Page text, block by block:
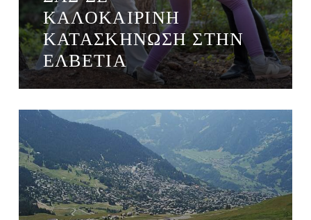
ΚΑΛΟΚΑΙΡΙΝΉ
ΚΑΤΑΣΚΉΝΩΣΗ ΣΤΗΝ
ΕΛΒΕΤΊΑ